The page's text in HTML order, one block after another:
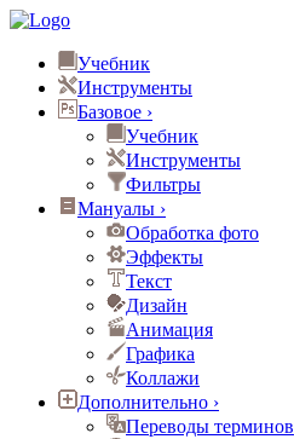
Учебник
Инструменты
Базовое ›
Учебник
Инструменты
Фильтры
Мануалы ›
Обработка фото
Эффекты
Текст
Дизайн
Анимация
Графика
Коллажи
Дополнительно ›
Переводы терминов